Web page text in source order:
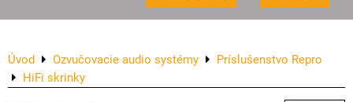
Úvod Ozvučovacie audio systémy
Príslušenstvo Repro
HiFi skrinky